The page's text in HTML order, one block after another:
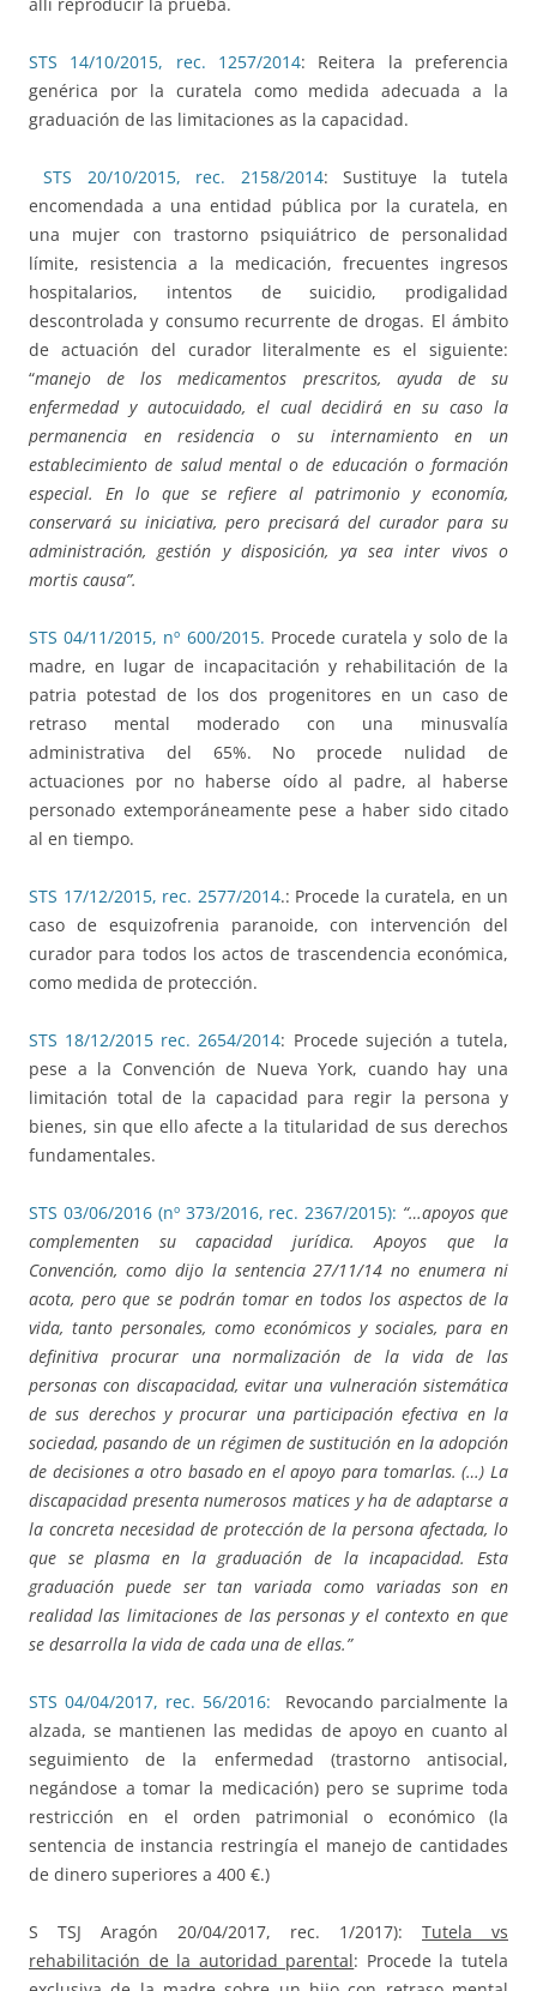
allí reproducir la prueba.
STS 14/10/2015, rec. 1257/2014: Reitera la preferencia
genérica por la curatela como medida adecuada a la
graduación de las limitaciones as la capacidad.
STS 20/10/2015, rec. 2158/2014: Sustituye la tutela
encomendada a una entidad pública por la curatela, en
una mujer con trastorno psiquiátrico de personalidad
límite, resistencia a la medicación, frecuentes ingresos
hospitalarios, intentos de suicidio, prodigalidad
descontrolada y consumo recurrente de drogas. El ámbito
de actuación del curador literalmente es el siguiente:
“manejo de los medicamentos prescritos, ayuda de su
enfermedad y autocuidado, el cual decidirá en su caso la
permanencia en residencia o su internamiento en un
establecimiento de salud mental o de educación o formación
especial. En lo que se refiere al patrimonio y economía,
conservará su iniciativa, pero precisará del curador para su
administración, gestión y disposición, ya sea inter vivos o
mortis causa”.
STS 04/11/2015, nº 600/2015. Procede curatela y solo de la
madre, en lugar de incapacitación y rehabilitación de la
patria potestad de los dos progenitores en un caso de
retraso mental moderado con una minusvalía
administrativa del 65%. No procede nulidad de
actuaciones por no haberse oído al padre, al haberse
personado extemporáneamente pese a haber sido citado
al en tiempo.
STS 17/12/2015, rec. 2577/2014.: Procede la curatela, en un
caso de esquizofrenia paranoide, con intervención del
curador para todos los actos de trascendencia económica,
como medida de protección.
STS 18/12/2015 rec. 2654/2014: Procede sujeción a tutela,
pese a la Convención de Nueva York, cuando hay una
limitación total de la capacidad para regir la persona y
bienes, sin que ello afecte a la titularidad de sus derechos
fundamentales.
STS 03/06/2016 (nº 373/2016, rec. 2367/2015): “…apoyos que
complementen su capacidad jurídica. Apoyos que la
Convención, como dijo la sentencia 27/11/14 no enumera ni
acota, pero que se podrán tomar en todos los aspectos de la
vida, tanto personales, como económicos y sociales, para en
definitiva procurar una normalización de la vida de las
personas con discapacidad, evitar una vulneración sistemática
de sus derechos y procurar una participación efectiva en la
sociedad, pasando de un régimen de sustitución en la adopción
de decisiones a otro basado en el apoyo para tomarlas. (…) La
discapacidad presenta numerosos matices y ha de adaptarse a
la concreta necesidad de protección de la persona afectada, lo
que se plasma en la graduación de la incapacidad. Esta
graduación puede ser tan variada como variadas son en
realidad las limitaciones de las personas y el contexto en que
se desarrolla la vida de cada una de ellas.”
STS 04/04/2017, rec. 56/2016:
Revocando parcialmente la
alzada, se mantienen las medidas de apoyo en cuanto al
seguimiento de la enfermedad (trastorno antisocial,
negándose a tomar la medicación) pero se suprime toda
restricción en el orden patrimonial o económico (la
sentencia de instancia restringía el manejo de cantidades
de dinero superiores a 400 €.)
S TSJ Aragón 20/04/2017, rec. 1/2017): Tutela vs
rehabilitación de la autoridad parental: Procede la tutela